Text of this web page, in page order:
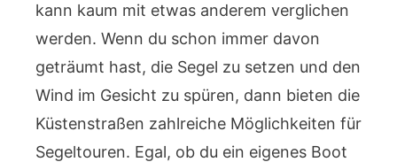
kann kaum mit etwas anderem verglichen
werden. Wenn du schon immer davon
geträumt hast, die Segel zu setzen und den
Wind im Gesicht zu spüren, dann bieten die
Küstenstraßen zahlreiche Möglichkeiten für
Segeltouren. Egal, ob du ein eigenes Boot